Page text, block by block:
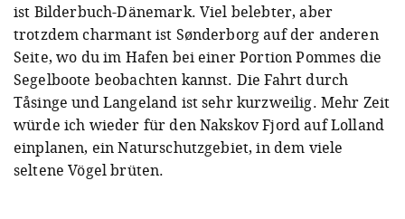
ist Bilderbuch-Dänemark. Viel belebter, aber
trotzdem charmant ist Sønderborg auf der anderen
Seite, wo du im Hafen bei einer Portion Pommes die
Segelboote beobachten kannst. Die Fahrt durch
Tåsinge und Langeland ist sehr kurzweilig. Mehr Zeit
würde ich wieder für den Nakskov Fjord auf Lolland
einplanen, ein Naturschutzgebiet, in dem viele
seltene Vögel brüten.